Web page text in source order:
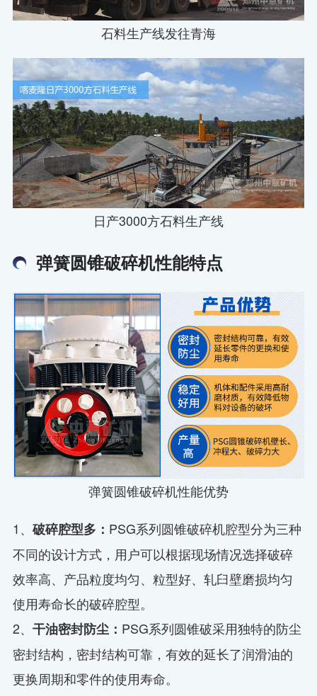
石料生产线发往青海
日产3000方石料生产线
弹簧圆锥破碎机性能特点
弹簧圆锥破碎机性能优势
1、 破碎腔型多： PSG系列圆锥破碎机腔型分为三种
不同的设计方式，用户可以根据现场情况选择破碎
效率高、产品粒度均匀、粒型好、轧臼壁磨损均匀
使用寿命长的破碎腔型。
2、 干油密封防尘： PSG系列圆锥破采用独特的防尘
密封结构，密封结构可靠，有效的延长了润滑油的
更换周期和零件的使用寿命。